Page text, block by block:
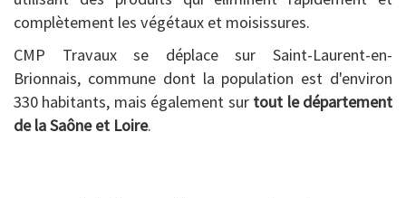
complètement les végétaux et moisissures.
CMP Travaux se déplace sur Saint-Laurent-en-
Brionnais, commune dont la population est d'environ
330 habitants, mais également sur tout le département
de la Saône et Loire.